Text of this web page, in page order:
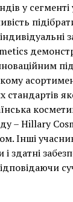
у сегменті
– Hillary
Інші
здатні